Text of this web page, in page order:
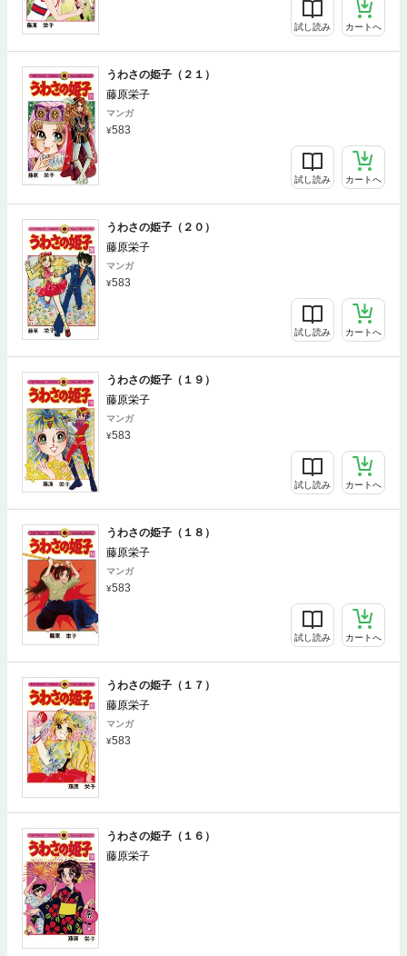
試し読み カートへ
うわさの姫子（２１）
藤原栄子
マンガ
583
試し読み カートへ
うわさの姫子（２０）
藤原栄子
マンガ
583
試し読み カートへ
うわさの姫子（１９）
藤原栄子
マンガ
583
試し読み カートへ
うわさの姫子（１８）
藤原栄子
マンガ
583
試し読み カートへ
うわさの姫子（１７）
藤原栄子
マンガ
583
うわさの姫子（１６）
藤原栄子